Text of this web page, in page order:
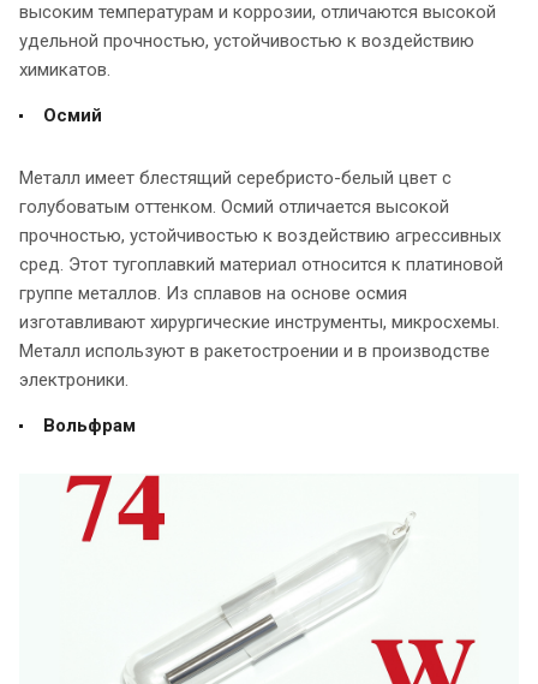
высоким температурам и коррозии, отличаются высокой
удельной прочностью, устойчивостью к воздействию
химикатов.
Осмий
Металл имеет блестящий серебристо-белый цвет с
голубоватым оттенком. Осмий отличается высокой
прочностью, устойчивостью к воздействию агрессивных
сред. Этот тугоплавкий материал относится к платиновой
группе металлов. Из сплавов на основе осмия
изготавливают хирургические инструменты, микросхемы.
Металл используют в ракетостроении и в производстве
электроники.
Вольфрам